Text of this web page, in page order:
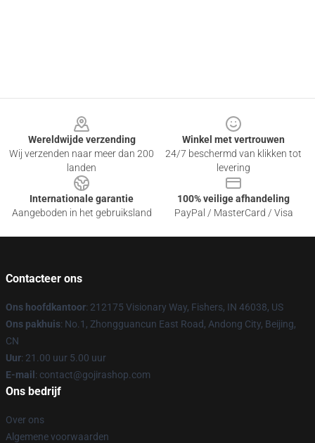
Wereldwijde verzending
Wij verzenden naar meer dan 200
landen
Winkel met vertrouwen
24/7 beschermd van klikken tot
levering
Internationale garantie
Aangeboden in het gebruiksland
100% veilige afhandeling
PayPal / MasterCard / Visa
Contacteer ons
Ons hoofdkantoor: 212175 Visionary Way, Fishers, IN 46038, US
Ons pakhuis: No.1, Zhongguancun East Road, Andong City, Beijing,
CN
Uur: 21.00 uur 5.00 uur
E-mail : contact@gojirashop.com
Ons bedrijf
Over ons
Algemene voorwaarden